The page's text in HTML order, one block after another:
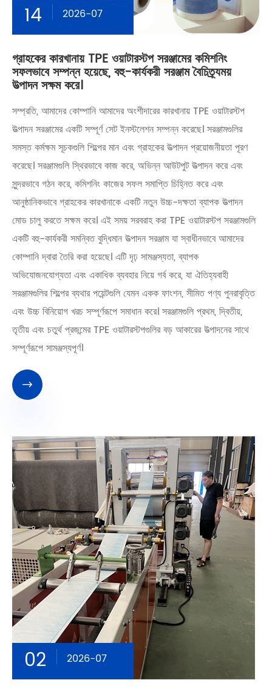
14 2026-07
গ্রাহকের কারখানায় TPE ওয়াটারস্টপ সরঞ্জামের কমিশনিং
সফলভাবে সম্পন্ন হয়েছে, বহু-কার্যকরী সরঞ্জাম বৈচিত্র্যময়
উত্পাদন সক্ষম করে।
সম্প্রতি, আমাদের কোম্পানি আমাদের অংশীদারের কারখানায় TPE ওয়াটারস্টপ
উত্পাদন সরঞ্জামের একটি সম্পূর্ণ সেট ইনস্টলেশন সম্পন্ন করেছে। সরঞ্জামগুলির
সমস্ত কর্মক্ষম সূচকগুলি শিল্পের মান এবং গ্রাহকের উত্পাদন প্রয়োজনীয়তা পূরণ
করেছে। সরঞ্জামগুলি স্থিরভাবে কাজ করে, অভিন্ন আউটপুট উত্পাদন করে এবং
সুন্দরভাবে গঠন করে, কমিশনিং কাজের সফল সমাপ্তি চিহ্নিত করে এবং
আনুষ্ঠানিকভাবে গ্রাহকের কারখানাকে একটি নতুন উচ্চ-দক্ষতা ব্যাপক উত্পাদন
মোড চালু করতে সক্ষম করে। এই সময় সরবরাহ করা TPE ওয়াটারস্টপ সরঞ্জামগুলি
একটি বহু-কার্যকরী সমন্বিত বুদ্ধিমান উত্পাদন সরঞ্জাম যা স্বাধীনভাবে আমাদের
কোম্পানি দ্বারা তৈরি করা হয়েছে। এটি দৃঢ় সামঞ্জস্যতা, ব্যাপক
অভিযোজনযোগ্যতা এবং একাধিক ব্যবহার নিয়ে গর্ব করে, যা ঐতিহ্যবাহী
সরঞ্জামগুলির শিল্পের ব্যথার পয়েন্টগুলি যেমন একক ফাংশন, সীমিত পণ্য পুনরাবৃত্তি
এবং উচ্চ বিনিয়োগ খরচ সম্পূর্ণরূপে সমাধান করে। সরঞ্জামগুলি প্রথম, দ্বিতীয়,
তৃতীয় এবং চতুর্থ প্রজন্মের TPE ওয়াটারস্টপগুলির বড় আকারের উত্পাদনের সাথে
সম্পূর্ণরূপে সামঞ্জস্যপূর্ণ।

02 2026-07